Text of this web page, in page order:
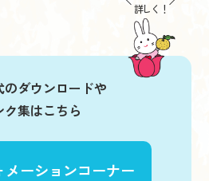
のダウンロードや
ク集はこちら
メーションコーナー
詳しく！